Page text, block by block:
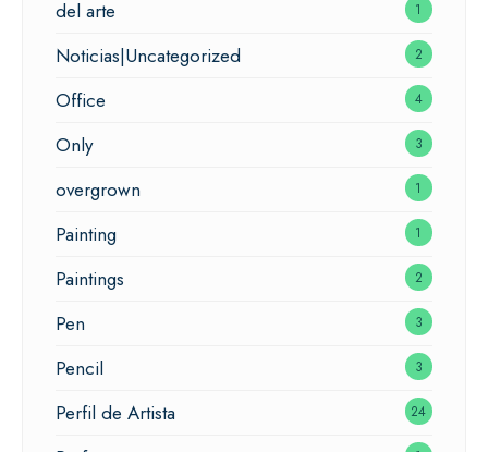
del arte
1
Noticias|Uncategorized 2
Office 4
Only 3
overgrown 1
Painting 1
Paintings 2
Pen 3
Pencil 3
Perfil de Artista 24